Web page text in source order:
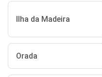
Ilha da Madeira
Orada